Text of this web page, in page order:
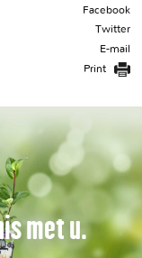
Facebook
Twitter
E-mail
Print
met u.